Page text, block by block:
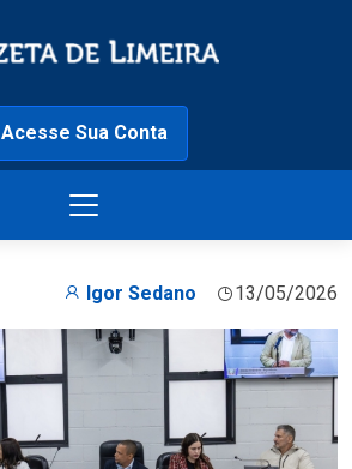
Acesse Sua Conta
Igor Sedano 13/05/2026